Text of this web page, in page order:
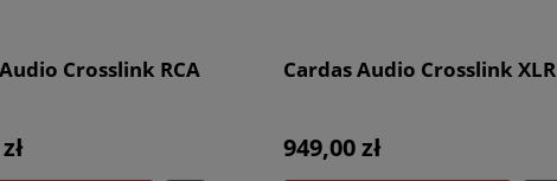
Crosslink RCA Cardas Audio Crosslink XLR
949,00 zł